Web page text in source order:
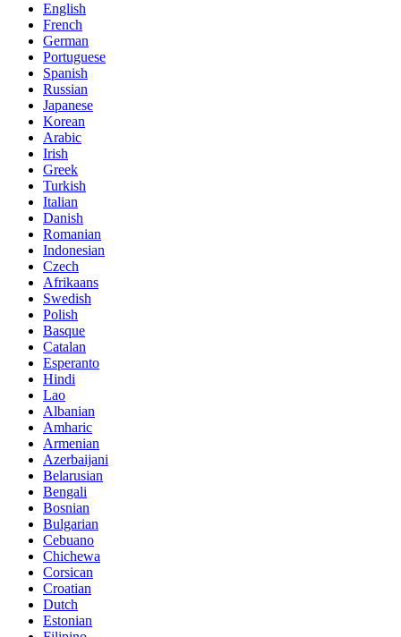
English
French
German
Portuguese
Spanish
Russian
Japanese
Korean
Arabic
Irish
Greek
Turkish
Italian
Danish
Romanian
Indonesian
Czech
Afrikaans
Swedish
Polish
Basque
Catalan
Esperanto
Hindi
Lao
Albanian
Amharic
Armenian
Azerbaijani
Belarusian
Bengali
Bosnian
Bulgarian
Cebuano
Chichewa
Corsican
Croatian
Dutch
Estonian